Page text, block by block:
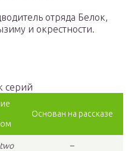
отряда Белок,
и окрестности.
серий
Основан на рассказе
–